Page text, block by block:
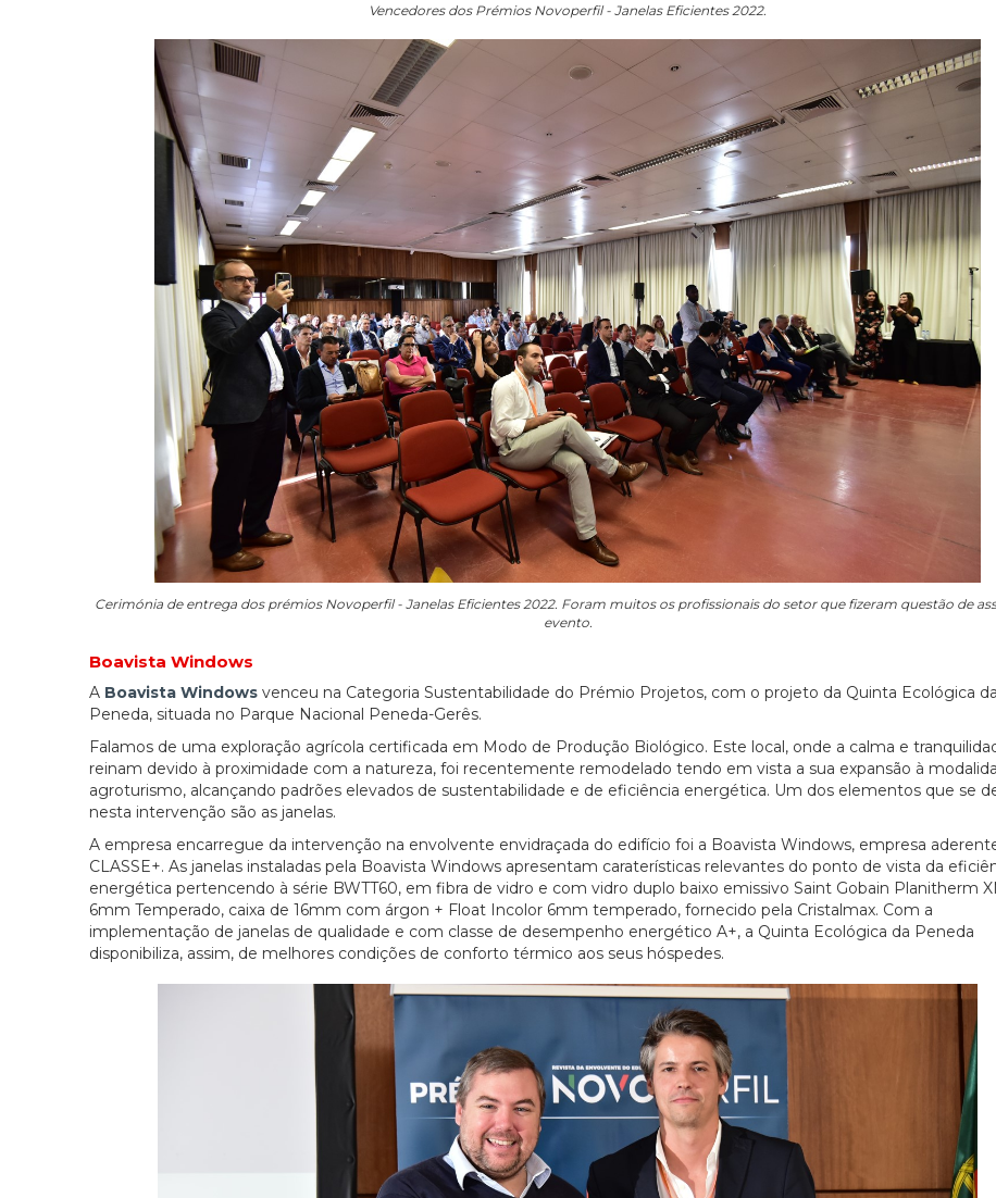
Vencedores dos Prémios Novoperfil - Janelas Eficientes 2022.
Cerimónia de entrega dos prémios Novoperfil - Janelas Eficientes 2022. Foram muitos os profissionais do setor que fizeram questão de
evento.
Boavista Windows
A Boavista Windows venceu na Categoria Sustentabilidade do Prémio Projetos, com o projeto da Quinta Ecológica da
Peneda, situada no Parque Nacional Peneda-Gerês.
Falamos de uma exploração agrícola certificada em Modo de Produção Biológico. Este local, onde a calma e
reinam devido à proximidade com a natureza, foi recentemente remodelado tendo em vista a sua expansão à
agroturismo, alcançando padrões elevados de sustentabilidade e de eficiência energética. Um dos elementos que se
nesta intervenção são as janelas.
A empresa encarregue da intervenção na envolvente envidraçada do edifício foi a Boavista Windows, empresa
CLASSE+. As janelas instaladas pela Boavista Windows apresentam caraterísticas relevantes do ponto de vista da
energética pertencendo à série BWTT60, em fibra de vidro e com vidro duplo baixo emissivo Saint Gobain Planitherm
6mm Temperado, caixa de 16mm com árgon + Float Incolor 6mm temperado, fornecido pela Cristalmax. Com a
implementação de janelas de qualidade e com classe de desempenho energético A+, a Quinta Ecológica da Peneda
disponibiliza, assim, de melhores condições de conforto térmico aos seus hóspedes.